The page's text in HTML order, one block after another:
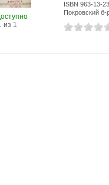
из 1
ISBN 963-13-
Покровский б-